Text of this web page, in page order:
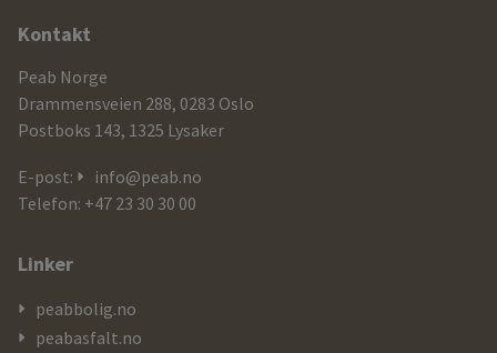
Ytterligere
informasjon
og
kontaktdetaljer
Kontakt
Peab Norge
Drammensveien 288, 0283 Oslo
Postboks 143, 1325 Lysaker
E-post:
info@peab.no
Telefon: +47 23 30 30 00
Linker
peabbolig.no
peabasfalt.no